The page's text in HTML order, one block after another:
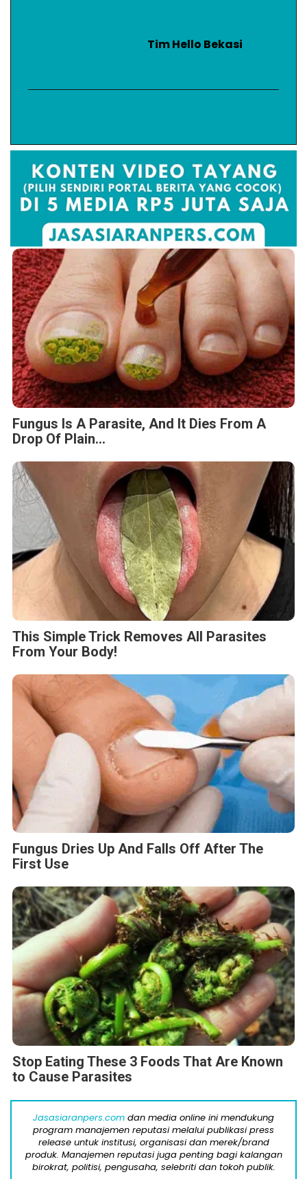
Tim Hello Bekasi
Fungus Is A Parasite, And It Dies From A
Drop Of Plain...
This Simple Trick Removes All Parasites
From Your Body!
Fungus Dries Up And Falls Off After The
First Use
Stop Eating These 3 Foods That Are Known
to Cause Parasites
Jasasiaranpers.com dan media online ini mendukung
program manajemen reputasi melalui publikasi press
release untuk institusi, organisasi dan merek/brand
produk. Manajemen reputasi juga penting bagi kalangan
birokrat, politisi, pengusaha, selebriti dan tokoh publik.